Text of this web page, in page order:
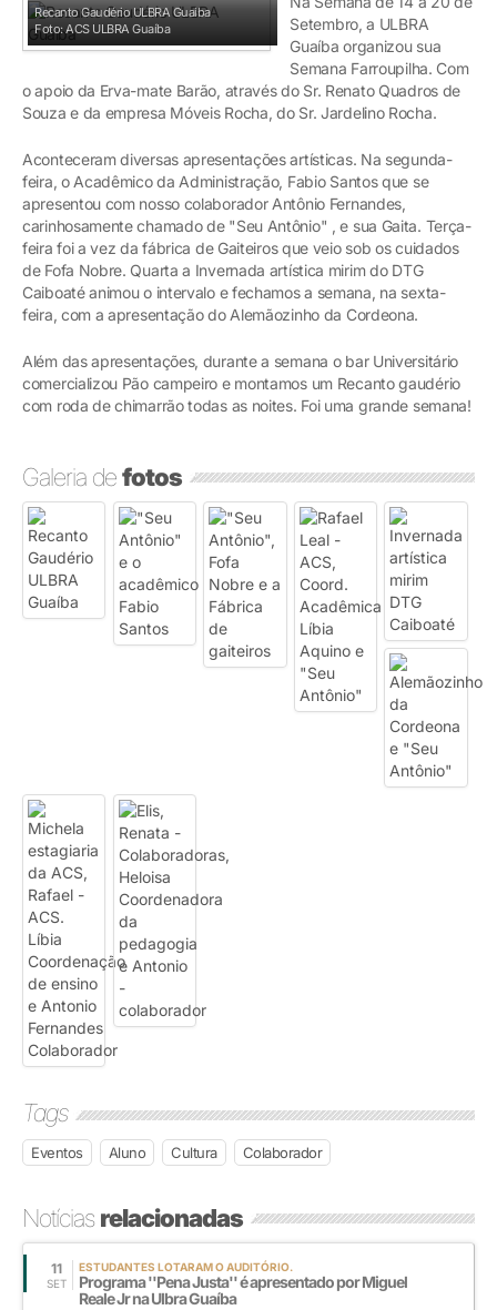
Recanto Gaudério ULBRA Guaíba
Foto: ACS ULBRA Guaíba
Setembro, a ULBRA
Guaíba organizou sua
Semana Farroupilha. Com
o apoio da Erva-mate Barão, através do Sr. Renato Quadros de
Souza e da empresa Móveis Rocha, do Sr. Jardelino Rocha.
Aconteceram diversas apresentações artísticas. Na segunda-
feira, o Acadêmico da Administração, Fabio Santos que se
apresentou com nosso colaborador Antônio Fernandes,
carinhosamente chamado de "Seu Antônio" , e sua Gaita. Terça-
feira foi a vez da fábrica de Gaiteiros que veio sob os cuidados
de Fofa Nobre. Quarta a Invernada artística mirim do DTG
Caiboaté animou o intervalo e fechamos a semana, na sexta-
feira, com a apresentação do Alemãozinho da Cordeona.
Além das apresentações, durante a semana o bar Universitário
comercializou Pão campeiro e montamos um Recanto gaudério
com roda de chimarrão todas as noites. Foi uma grande semana!
Galeria defotos
Tags
Eventos Aluno Cultura Colaborador
Notíciasrelacionadas
11
SET
ESTUDANTES LOTARAM O AUDITÓRIO.
Programa ''Pena Justa'' é apresentado por Miguel
Reale Jr na Ulbra Guaíba